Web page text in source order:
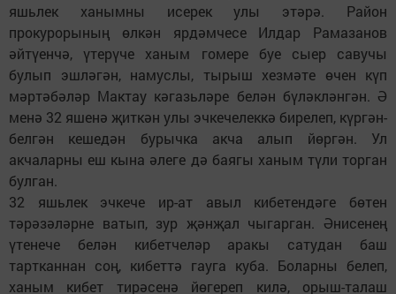
яшьлек ханымны исерек улы этәрә. Район
прокурорының өлкән ярдәмчесе Илдар Рамазанов
әйтүенчә, үтерүче ханым гомере буе сыер савучы
булып эшләгән, намуслы, тырыш хезмәте өчен күп
мәртәбәләр Мактау кәгазьләре белән бүләкләнгән. Ә
менә 32 яшенә җиткән улы эчкечелеккә бирелеп, күргән-
белгән кешедән бурычка акча алып йөргән. Ул
акчаларны еш кына әлеге дә баягы ханым түли торган
булган.
32 яшьлек эчкече ир-ат авыл кибетендәге бөтен
тәрәзәләрне ватып, зур җәнҗал чыгарган. Әнисенең
үтенече белән кибетчеләр аракы сатудан баш
тартканнан соң, кибеттә гауга куба. Боларны белеп,
ханым кибет тирәсенә йөгереп килә, орыш-талаш